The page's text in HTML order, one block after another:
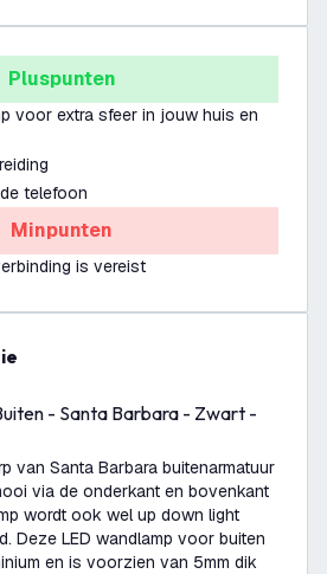
Pluspunten
voor extra sfeer in jouw huis en
telefoon
Minpunten
is vereist
- Santa Barbara - Zwart -
van Santa Barbara buitenarmatuur
via de onderkant en bovenkant
wordt ook wel up down light
Deze LED wandlamp voor buiten
en is voorzien van 5mm dik